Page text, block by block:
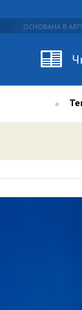
ОСНОВАНА В